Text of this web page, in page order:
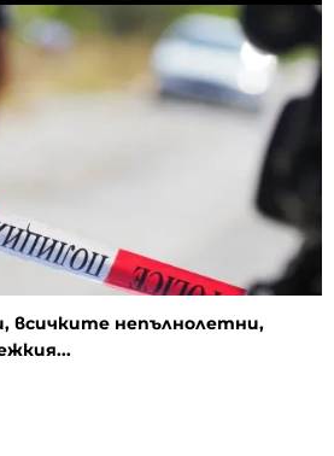
всичките непълнолетни,